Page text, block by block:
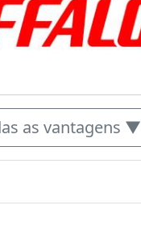
as vantagens ▼